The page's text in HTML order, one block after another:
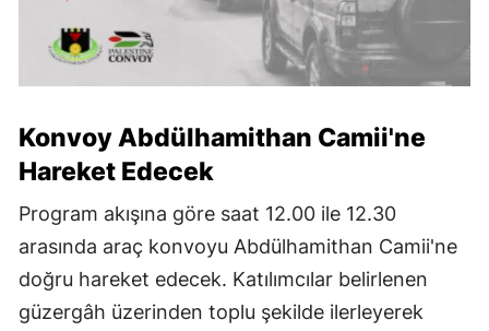
Konvoy Abdülhamithan Camii'ne
Hareket Edecek
Program akışına göre saat 12.00 ile 12.30
arasında araç konvoyu Abdülhamithan Camii'ne
doğru hareket edecek. Katılımcılar belirlenen
güzergâh üzerinden toplu şekilde ilerleyerek